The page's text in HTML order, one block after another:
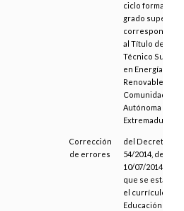
ciclo formativo
grado superior
al Título de
Técnico
en Energías
Renovables en
Comunidad
Autónoma de
Extremadura
Corrección
de errores
del Decreto
54/2014, de
10/07/2014, por
que se
el currículo de
Educación